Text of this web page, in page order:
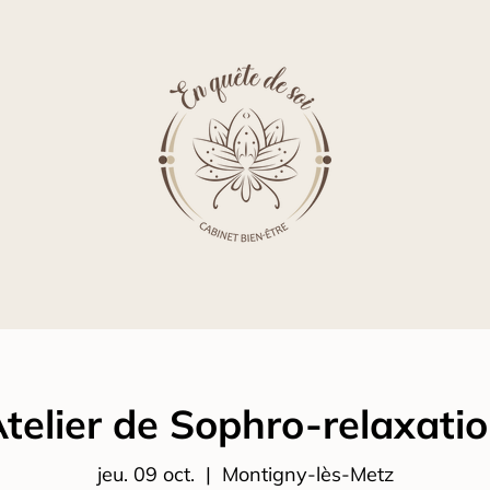
de Sophro-
jeu. 09 oct.
  |
Montigny-lès-Metz